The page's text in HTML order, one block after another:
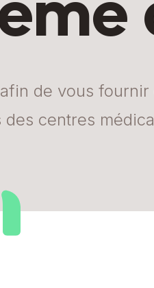
de vous
centres